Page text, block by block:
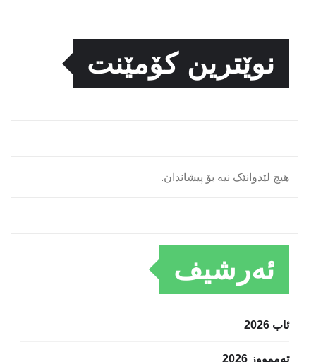
نوێترین کۆمێنت
هیچ لێدوانێک نیە بۆ پیشاندان.
ئەرشیف
ئاب 2026
تەممووز 2026